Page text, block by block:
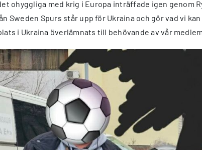
ohyggliga med krig i Europa inträffade igen
Sweden Spurs står upp för Ukraina och gör vad vi
i Ukraina överlämnats till behövande av vår